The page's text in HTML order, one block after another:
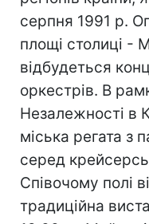
серпня 1991 р.
площі столиці -
відбудеться
оркестрів. В
Незалежності в
міська регата з
серед
Співочому полі
традиційна